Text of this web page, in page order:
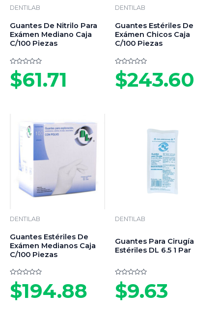
DENTILAB
Guantes De Nitrilo Para
Exámen Mediano Caja
C/100 Piezas
Valorado
en
0
de
$61.71
DENTILAB
Guantes Estériles De
Exámen Chicos Caja
C/100 Piezas
Valorado
en
0
de
$243.60
DENTILAB
Guantes Estériles De
Exámen Medianos Caja
C/100 Piezas
Valorado
en
0
de
$194.88
DENTILAB
Guantes Para Cirugía
Estériles DL 6.5 1 Par
Valorado
en
0
de
$9.63